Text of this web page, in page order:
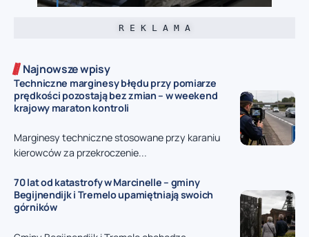
R E K L A M A
Najnowsze wpisy
Techniczne marginesy błędu przy pomiarze
prędkości pozostają bez zmian – w weekend
krajowy maraton kontroli
Marginesy techniczne stosowane przy karaniu
kierowców za przekroczenie...
70 lat od katastrofy w Marcinelle – gminy
Begijnendijk i Tremelo upamiętniają swoich
górników